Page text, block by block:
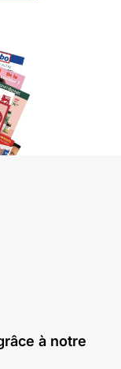
à notre